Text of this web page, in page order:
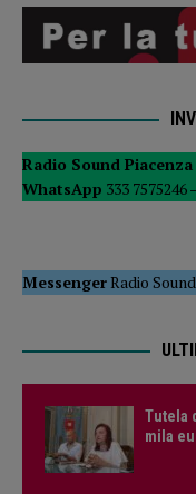
Radio Sound Piacenza
WhatsApp 333 7575246
MessengerRadio Sound
Tutela
mila